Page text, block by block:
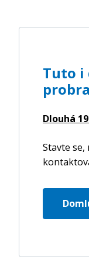
Tuto i
Dlouhá
Stavte